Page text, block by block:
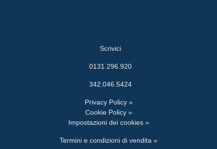
Scrivici
0131.296.920
342.046.5424
Privacy Policy »
Cookie Policy »
Impostazioni dei cookies »
Termini e condizioni di vendita »